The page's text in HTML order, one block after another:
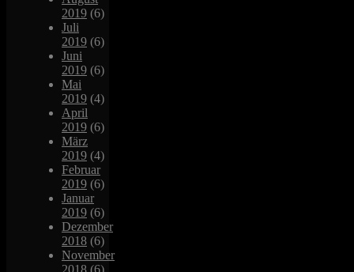
2019 (6)
Juli
2019 (6)
Juni
2019 (6)
Mai
2019 (4)
April
2019 (6)
März
2019 (4)
Februar
2019 (6)
Januar
2019 (6)
Dezember
2018 (6)
November
2018 (6)